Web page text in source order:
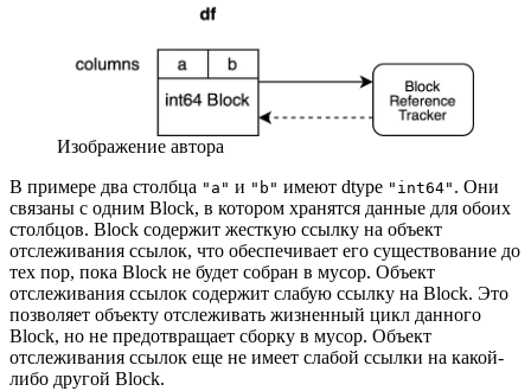
Изображение автора
В примере два столбца "a" и "b" имеют dtype "int64" . Они
связаны с одним Block, в котором хранятся данные для обоих
столбцов. Block содержит жесткую ссылку на объект
отслеживания ссылок, что обеспечивает его существование до
тех пор, пока Block не будет собран в мусор. Объект
отслеживания ссылок содержит слабую ссылку на Block. Это
позволяет объекту отслеживать жизненный цикл данного
Block, но не предотвращает сборку в мусор. Объект
отслеживания ссылок еще не имеет слабой ссылки на какой-
либо другой Block.